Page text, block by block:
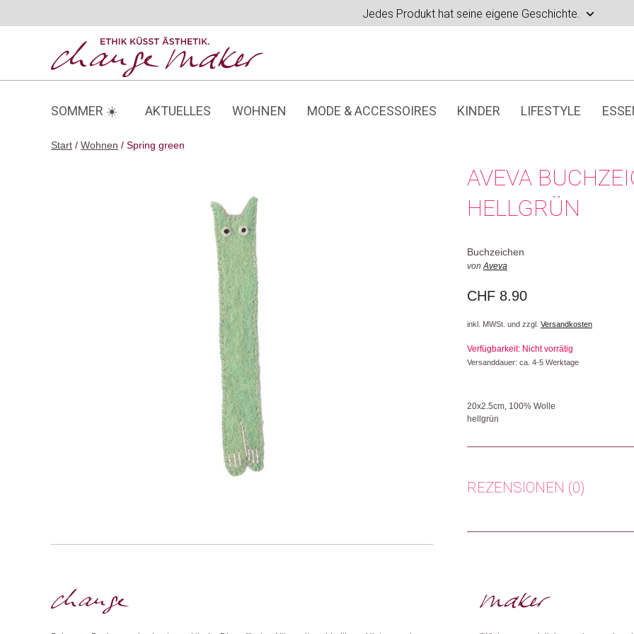
Jedes Produkt hat seine eigene Geschichte.
SOMMER ☀️ AKTUELLES WOHNEN MODE & ACCESSOIRES KINDER LIFESTYLE
Start / Wohnen / Spring green
AVEVA
HELLGRÜN
Buchzeichen
vonAveva
CHF 8.90
inkl. MWSt. und zzgl. Versandkosten
Verfügbarkeit: Nicht vorrätig
Versanddauer: ca. 4-5 Werktage
20x2.5cm, 100% Wolle
hellgrün
Artikelnummer: 111104.03
Dieses Produkt weiterempfehlen:
REZENSIONEN (0)